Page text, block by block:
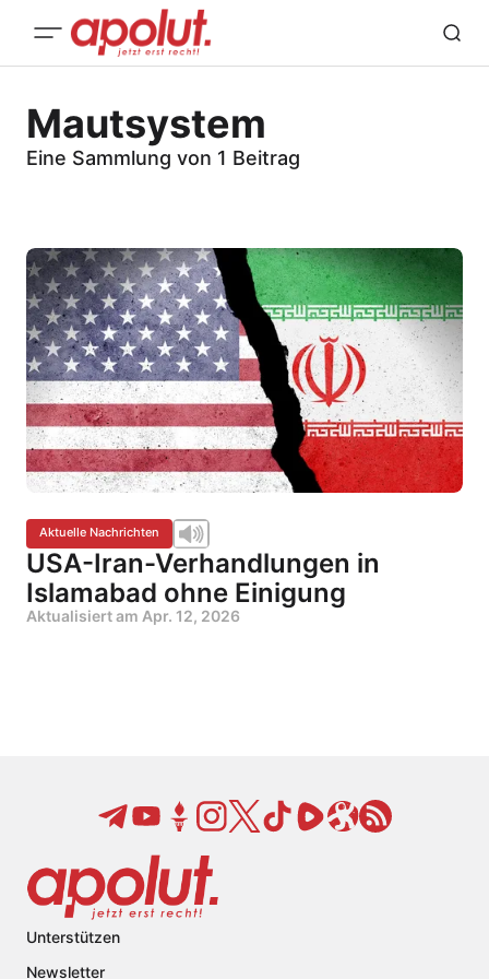
Mautsystem
Eine Sammlung von 1 Beitrag
Aktuelle Nachrichten
USA-Iran-Verhandlungen in
Islamabad ohne Einigung
Aktualisiert am Apr. 12, 2026
Unterstützen
Newsletter